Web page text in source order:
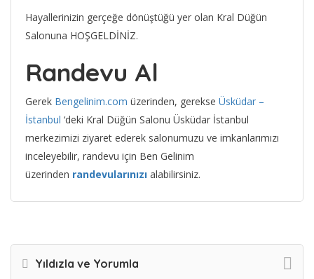
Hayallerinizin gerçeğe dönüştüğü yer olan Kral Düğün
Salonuna HOŞGELDİNİZ.
Randevu Al
Gerek Bengelinim.com üzerinden, gerekse Üsküdar –
İstanbul ‘deki Kral Düğün Salonu Üsküdar İstanbul
merkezimizi ziyaret ederek salonumuzu ve imkanlarımızı
inceleyebilir, randevu için Ben Gelinim
üzerinden randevularınızı alabilirsiniz.
Yıldızla ve Yorumla